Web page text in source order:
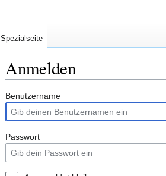
Anmelden
Zur
Navigation
springen
Zur
Suche
springen
Benutzername
Passwort
Spezialseite